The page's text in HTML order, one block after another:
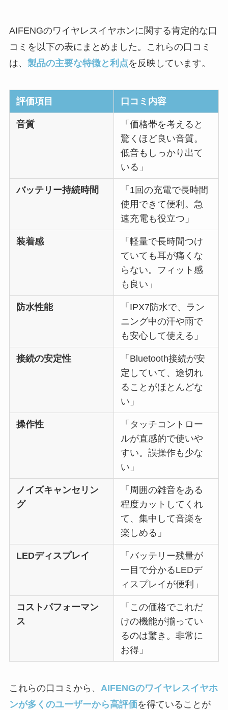
AIFENGのワイヤレスイヤホンに関する肯定的な口
コミを以下の表にまとめました。これらの口コミ
は、 製品の主要な特徴と利点を反映しています。
評価項目 口コミ内容
音質
「価格帯を考えると
驚くほど良い音質。
低音もしっかり出て
いる」
バッテリー持続時間
「1回の充電で長時間
使用できて便利。急
速充電も役立つ」
装着感
「軽量で長時間つけ
ていても耳が痛くな
らない。フィット感
も良い」
防水性能
「IPX7防水で、ラン
ニング中の汗や雨で
も安心して使える」
接続の安定性
「Bluetooth接続が安
定していて、途切れ
ることがほとんどな
い」
操作性
「タッチコントロー
ルが直感的で使いや
すい。誤操作も少な
い」
ノイズキャンセリン
グ
「周囲の雑音をある
程度カットしてくれ
て、集中して音楽を
楽しめる」
LEDディスプレイ
「バッテリー残量が
一目で分かるLEDデ
ィスプレイが便利」
コストパフォーマン
ス
「この価格でこれだ
けの機能が揃ってい
るのは驚き。非常に
お得」
これらの口コミから、 AIFENGのワイヤレスイヤホ
ンが多くのユーザーから高評価を得ていることが